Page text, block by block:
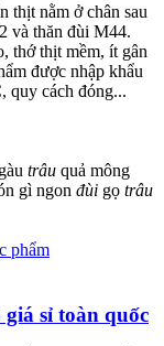
thịt nằm ở chân sau
và thăn đùi M44.
thớ thịt mềm, ít gân
được nhập khẩu
quy cách đóng...
trâu quả mông
gì ngon đùi gọ trâu
phẩm
sỉ toàn quốc